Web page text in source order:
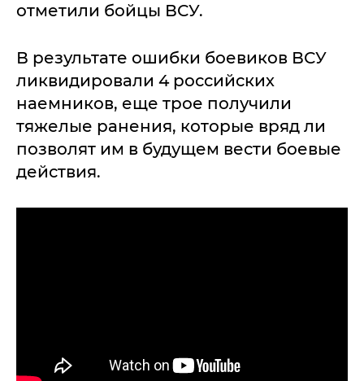
отметили бойцы ВСУ.
В результате ошибки боевиков ВСУ
ликвидировали 4 российских
наемников, еще трое получили
тяжелые ранения, которые вряд ли
позволят им в будущем вести боевые
действия.